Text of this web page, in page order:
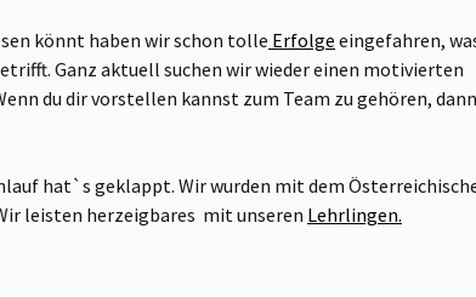
könnt haben wir schon tolle Erfolge eingefahren,
Ganz aktuell suchen wir wieder einen motivierten
du dir vorstellen kannst zum Team zu gehören, dann
hat`s geklappt. Wir wurden mit dem
leisten herzeigbares mit unseren Lehrlingen.